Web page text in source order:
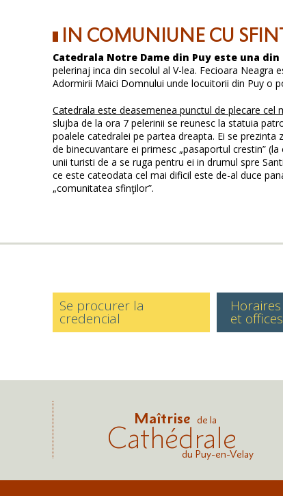
IN COMUNIUNE CU
Catedrala Notre Dame din Puy este una
pelerinaj inca din secolul al V-lea. Fecioara Neagra
Adormirii Maici Domnului unde locuitorii din Puy o
Catedrala este deasemenea punctul de plecare cel
slujba de la ora 7 pelerinii se reunesc la statuia
poalele catedralei pe partea dreapta. Ei se prezinta
de binecuvantare ei primesc „pasaportul crestin”
unii turisti de a se ruga pentru ei in drumul spre
ce este cateodata cel mai dificil este de-al duce
„comunitatea sfinţilor”.
Se procurer la
credencial et offices
Maîtrise de la
Cathédrale
du Puy-en-Velay